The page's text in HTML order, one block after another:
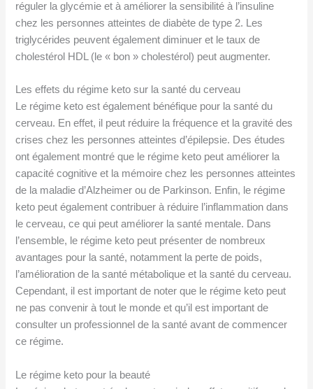
réguler la glycémie et à améliorer la sensibilité à l’insuline
chez les personnes atteintes de diabète de type 2. Les
triglycérides peuvent également diminuer et le taux de
cholestérol HDL (le « bon » cholestérol) peut augmenter.
Les effets du régime keto sur la santé du cerveau
Le régime keto est également bénéfique pour la santé du
cerveau. En effet, il peut réduire la fréquence et la gravité des
crises chez les personnes atteintes d’épilepsie. Des études
ont également montré que le régime keto peut améliorer la
capacité cognitive et la mémoire chez les personnes atteintes
de la maladie d’Alzheimer ou de Parkinson. Enfin, le régime
keto peut également contribuer à réduire l’inflammation dans
le cerveau, ce qui peut améliorer la santé mentale. Dans
l’ensemble, le régime keto peut présenter de nombreux
avantages pour la santé, notamment la perte de poids,
l’amélioration de la santé métabolique et la santé du cerveau.
Cependant, il est important de noter que le régime keto peut
ne pas convenir à tout le monde et qu’il est important de
consulter un professionnel de la santé avant de commencer
ce régime.
Le régime keto pour la beauté